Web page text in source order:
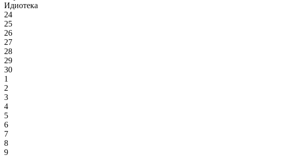
Идиотека
24
25
26
27
28
29
30
1
2
3
4
5
6
7
8
9